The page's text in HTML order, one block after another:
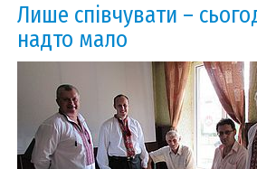
Лише співчувати –
надто мало